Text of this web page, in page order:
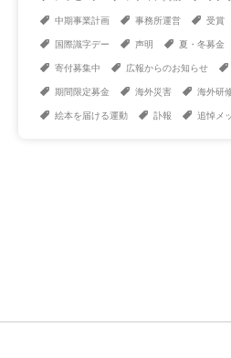
中期事業計画 事務所運営 受賞
国際識字デー 声明 夏・冬募金
寄付募集中 広報からのお知らせ
期間限定募金 海外災害 海外研
絵本を届ける運動 訃報 追悼メ